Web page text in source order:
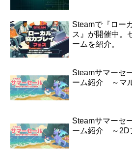
Steamで『ロー
ス』が開催中。
ームを紹介。
Steamサマーセ
ーム紹介 ～マ
Steamサマーセ
ーム紹介 ～2D